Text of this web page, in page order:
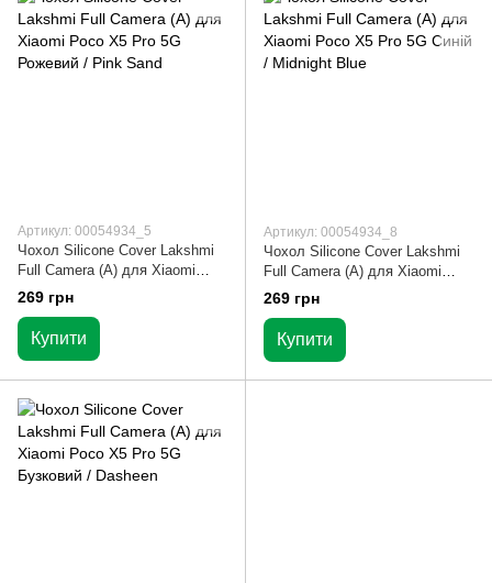
Артикул: 00054934_5
Чохол Silicone Cover Lakshmi
Full Camera (A) для Xiaomi
Poco X5 Pro 5G Рожевий / Pink
269 грн
Купити
Артикул: 00054934_8
Чохол Silicone Cover Lakshmi
Full Camera (A) для Xiaomi
Poco X5 Pro 5G Синій /
Midnight Blue
269 грн
Купити